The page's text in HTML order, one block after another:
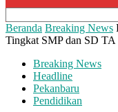
Beranda Breaking News
Tingkat SMP dan SD TA
Breaking News
Headline
Pekanbaru
Pendidikan